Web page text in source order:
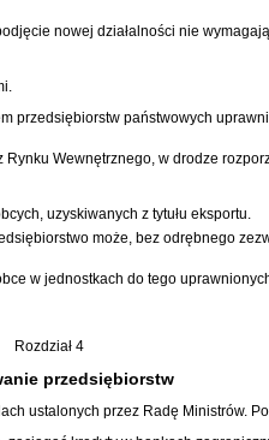
nowej działalności nie
przedsiębiorstw państwowych
Wewnętrznego, w drodze
uzyskiwanych z tytułu eksportu.
może, bez odrębnego
w jednostkach do tego
Rozdział 4
przedsiębiorstw
ustalonych przez Radę Ministrów.